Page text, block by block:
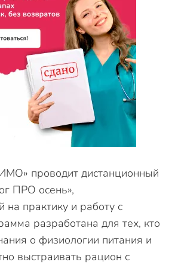
проводит дистанционный
ПРО осень»,
на практику и работу с
разработана для тех, кто
о физиологии питания и
выстраивать рацион с